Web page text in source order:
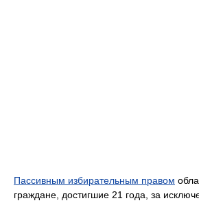
Пассивным избирательным правом
граждане, достигшие 21 года, за